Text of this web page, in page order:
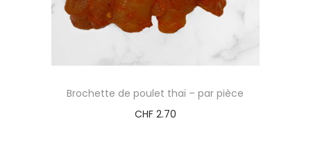
Brochette de poulet thaï – par pièce
CHF2.70